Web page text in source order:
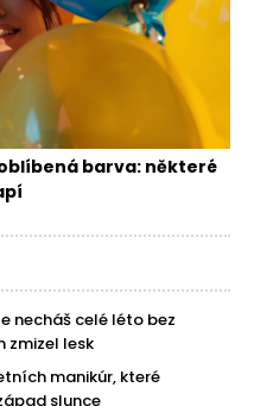
barva: některé
necháš celé léto bez
zmizel lesk
manikúr, které
slunce